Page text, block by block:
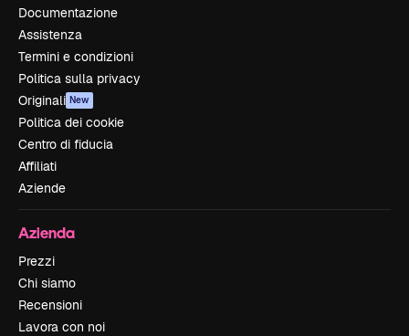
Documentazione
Assistenza
Termini e condizioni
Politica sulla privacy
Originali New
Politica dei cookie
Centro di fiducia
Affiliati
Aziende
Azienda
Prezzi
Chi siamo
Recensioni
Lavora con noi